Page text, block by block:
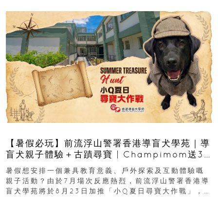
【暑假必玩】前流浮山警署香港導盲犬學苑｜導
盲犬親子體驗＋古蹟尋寶 | Champimom送3
組免費名額
暑假想安排一個兼具教育意義、戶外探索及互動體驗嘅
親子活動？由於7月場次反應熱烈，前流浮山警署香港導
盲犬學苑將於8月23日加推「小Q夏日尋寶大作戰」，家